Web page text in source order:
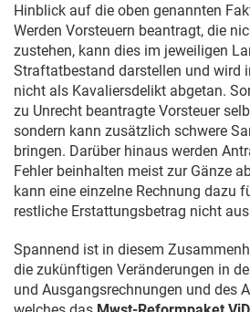
Hinblick auf die oben genannten
Werden Vorsteuern beantragt, die
zustehen, kann dies im jeweiligen
Straftatbestand darstellen und wird
nicht als Kavaliersdelikt abgetan.
zu Unrecht beantragte Vorsteuer
sondern kann zusätzlich schwere
bringen. Darüber hinaus werden
Fehler beinhalten meist zur Gänze
kann eine einzelne Rechnung dazu
restliche Erstattungsbetrag nicht
Spannend ist in diesem
die zukünftigen Veränderungen in
und Ausgangsrechnungen und des